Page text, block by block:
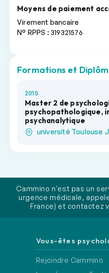
Moyens de paiement
Virement bancaire
N° RPPS : 319321576
Formations et
2015
Master 2 de
psychopathologique,
psychanalytique
université Toulouse
Cammino n'est pas un
urgence médicale,
France) et contactez
Vous-êtes
Rejoindre Cammino